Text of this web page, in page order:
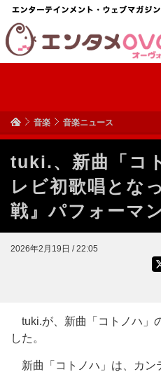
音楽 音楽ニュース
tuki.、新曲「コ
レビ初歌唱とな
戦』パフォーマ
2026年2月19日 / 22:05
tuki.が、新曲「コトノハ」
した。
新曲「コトノハ」は、カン